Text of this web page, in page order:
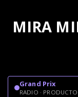
MIRA
Grand Prix
RADIO ·